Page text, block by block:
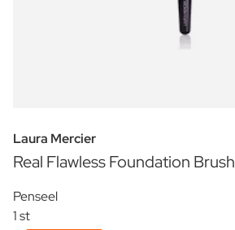
Laura Mercier
Real Flawless Foundation Brush
Penseel
1 st